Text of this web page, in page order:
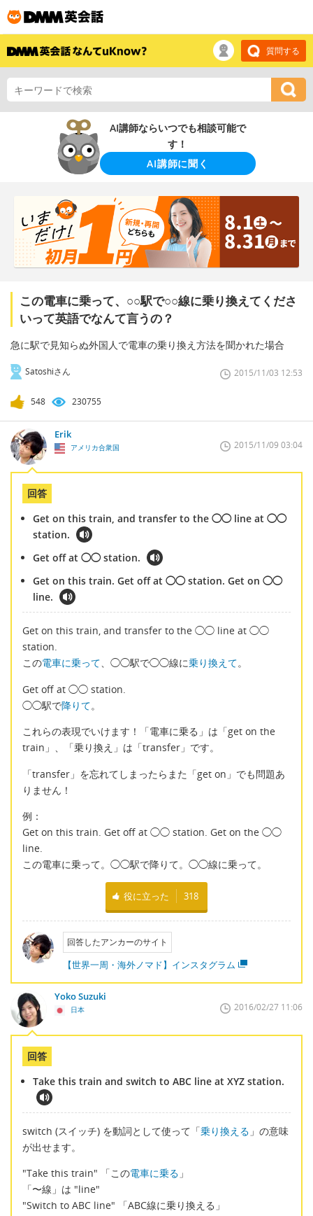
質問する
AI講師ならいつでも相談可能で
す！
AI講師に聞く
この電車に乗って、○○駅で○○線に乗り換えてくださ
いって英語でなんて言うの？
急に駅で見知らぬ外国人で電車の乗り換え方法を聞かれた場合
Satoshiさん 2015/11/03 12:53
548 230755
Erik
アメリカ合衆国 2015/11/09 03:04
回答
Get on this train, and transfer to the ◯◯ line at ◯◯
station.
Get off at ◯◯ station.
Get on this train. Get off at ◯◯ station. Get on ◯◯
line.
Get on this train, and transfer to the ◯◯ line at ◯◯
station.
この電車に乗って、◯◯駅で◯◯線に乗り換えて。
Get off at ◯◯ station.
◯◯駅で降りて。
これらの表現でいけます！「電車に乗る」は「get on the
train」、「乗り換え」は「transfer」です。
「transfer」を忘れてしまったらまた「get on」でも問題あ
りません！
例：
Get on this train. Get off at ◯◯ station. Get on the ◯◯
line.
この電車に乗って。◯◯駅で降りて。◯◯線に乗って。
役に立った 318
回答したアンカーのサイト
【世界一周・海外ノマド】インスタグラム
Yoko Suzuki
日本 2016/02/27 11:06
回答
Take this train and switch to ABC line at XYZ station.
switch (スイッチ) を動詞として使って「乗り換える 」の意味
が出せます。
"Take this train" 「この電車に乗る 」
「〜線」は "line"
"Switch to ABC line" 「ABC線に乗り換える」